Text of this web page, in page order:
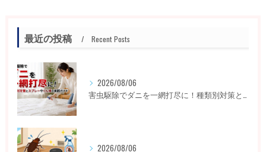
最近の投稿 Recent Posts
2026/08/06
害虫駆除でダニを一網打尽に！種類別対策とスプレーやくん煙の実践ガイド
2026/08/06